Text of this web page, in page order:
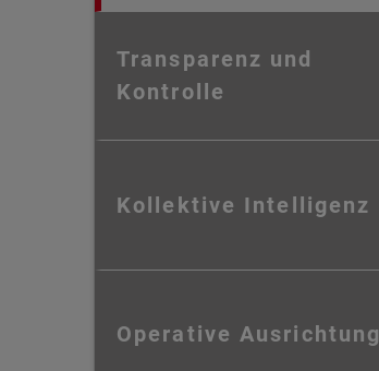
Transparenz und
Kontrolle
Kollektive Intelligenz
Operative Ausrichtung